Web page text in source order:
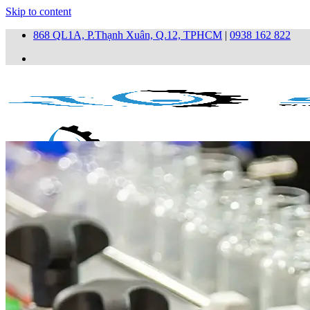
Skip to content
868 QL1A, P.Thạnh Xuân, Q.12, TPHCM | 0938 162 822
Trang chủ